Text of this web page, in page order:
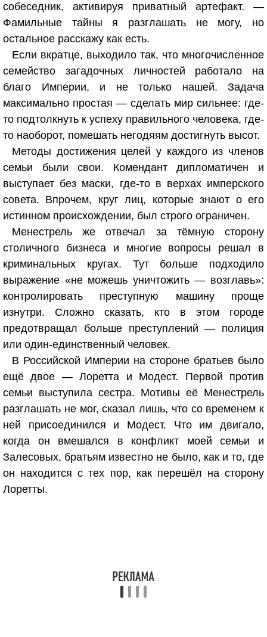
собеседник, активируя приватный артефакт. —
Фамильные тайны я разглашать не могу, но
остальное расскажу как есть.
Если вкратце, выходило так, что многочисленное
семейство загадочных личностей работало на
благо Империи, и не только нашей. Задача
максимально простая — сделать мир сильнее: где-
то подтолкнуть к успеху правильного человека, где-
то наоборот, помешать негодяям достигнуть высот.
Методы достижения целей у каждого из членов
семьи были свои. Комендант дипломатичен и
выступает без маски, где-то в верхах имперского
совета. Впрочем, круг лиц, которые знают о его
истинном происхождении, был строго ограничен.
Менестрель же отвечал за тёмную сторону
столичного бизнеса и многие вопросы решал в
криминальных кругах. Тут больше подходило
выражение «не можешь уничтожить — возглавь»:
контролировать преступную машину проще
изнутри. Сложно сказать, кто в этом городе
предотвращал больше преступлений — полиция
или один-единственный человек.
В Российской Империи на стороне братьев было
ещё двое — Лоретта и Модест. Первой против
семьи выступила сестра. Мотивы её Менестрель
разглашать не мог, сказал лишь, что со временем к
ней присоединился и Модест. Что им двигало,
когда он вмешался в конфликт моей семьи и
Залесовых, братьям известно не было, как и то, где
он находится с тех пор, как перешёл на сторону
Лоретты.